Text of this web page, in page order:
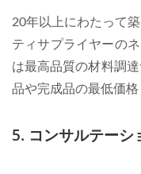
20年以上にわたって
ティサプライヤーの
は最高品質の材料調
品や完成品の最低価格
5. コンサルテーシ